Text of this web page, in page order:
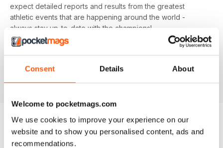
Consent Details About
Welcome to pocketmags.com
We use cookies to improve your experience on our
website and to show you personalised content, ads and
recommendations.
expect detailed reports and results from the greatest
athletic events that are happening around the world -
always stay up-to-date with the champions!
Whether you're a keen athlete, a professional or even a
interesting and informative read that’ll help maximise your
potential as an athlete.
EDIZIONI INDIETRO Visualizza tutti